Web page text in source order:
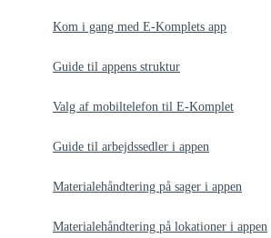
Kom i gang med E-Komplets app
Guide til appens struktur
Valg af mobiltelefon til E-Komplet
Guide til arbejdssedler i appen
Materialehåndtering på sager i appen
Materialehåndtering på lokationer i appen